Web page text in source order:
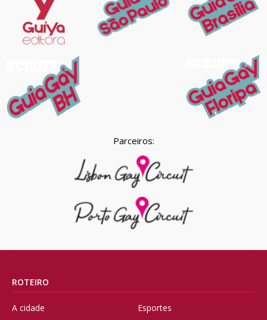
Parceiros:
ROTEIRO
A cidade Esportes